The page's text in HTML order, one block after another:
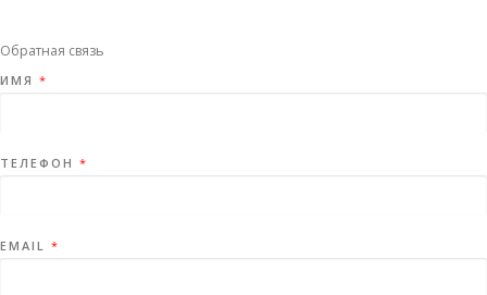
Обратная связь
ИМЯ *
ТЕЛЕФОН *
EMAIL *